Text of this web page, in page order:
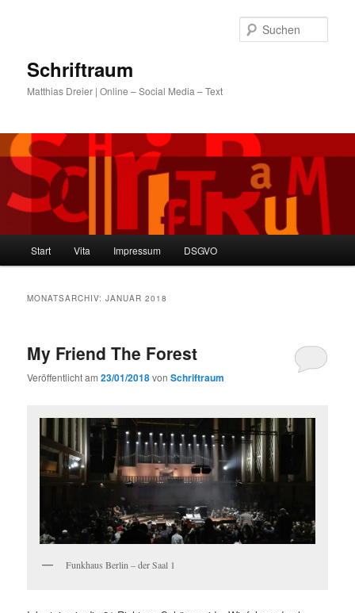
Schriftraum
Matthias Dreier | Online – Social Media – Text
Start Vita Impressum DSGVO
MONATSARCHIV:JANUAR 2018
My Friend The Forest
Veröffentlicht am23/01/2018vonSchriftraum
Funkhaus Berlin – der Saal 1